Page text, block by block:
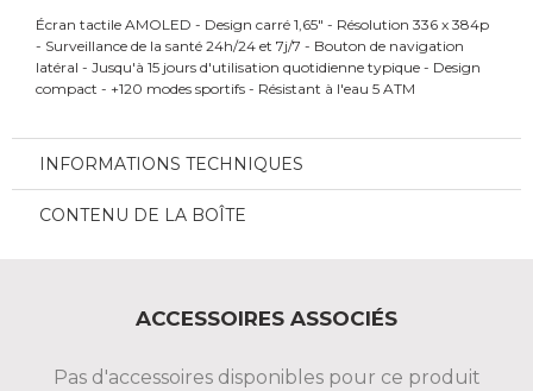
Écran tactile AMOLED - Design carré 1,65" - Résolution 336 x 384p
- Surveillance de la santé 24h/24 et 7j/7 - Bouton de navigation
latéral - Jusqu'à 15 jours d'utilisation quotidienne typique - Design
compact - +120 modes sportifs - Résistant à l'eau 5 ATM
INFORMATIONS TECHNIQUES
CONTENU DE LA BOÎTE
ACCESSOIRES ASSOCIÉS
Pas d'accessoires disponibles pour ce produit